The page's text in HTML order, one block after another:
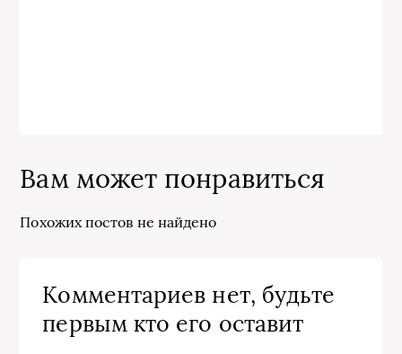
Вам может понравиться
Похожих постов не найдено
Комментариев нет, будьте
первым кто его оставит